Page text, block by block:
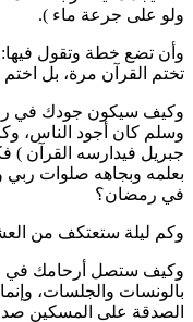
ولو على جرعة ماء ).
وأن تضع خطة وتقول
تختم القرآن مرة، بل اختم
وكيف سيكون جودك في
وسلم كان أجود الناس،
جبريل فيدارسه القرآن )
بعلمه وبجاهه صلوات
في رمضان؟
وكم ليلة ستعتكف من
وكيف ستصل أرحامك في
بالونسات والجلسات،
الصدقة على المسكين